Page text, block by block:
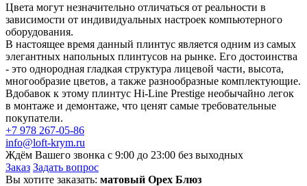
Цвета могут незначительно отличаться от реальности в
зависимости от индивидуальных настроек компьютерного
оборудования.
В настоящее время данный плинтус является одним из самых
элегантных напольных плинтусов на рынке. Его достоинства
- это однородная гладкая структура лицевой части, высота,
многообразие цветов, а также разнообразные комплектующие.
Вдобавок к этому плинтус Hi-Line Prestige необычайно легок
в монтаже и демонтаже, что ценят самые требовательные
покупатели.
+7 978 267-05-86
info@loft-krym.ru
Ждём Вашего звонка с 9:00 до 23:00 без выходных
Заказ Задать вопрос
Вы хотите заказать: матовый Орех Блюз